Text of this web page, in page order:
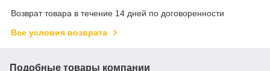
Возврат товара в течение 14 дней по договоренности
Все условия возврата
Подобные товары компании